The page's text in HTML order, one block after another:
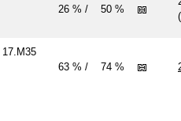
26 % /
50 %
17.M35
63 % /
74 %